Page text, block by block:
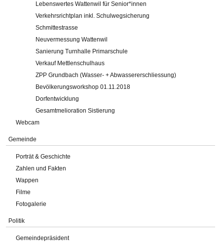
Impressum
Lebenswertes Wattenwil für Senior*innen
Verkehrsrichtplan inkl. Schulwegsicherung
Schmittestrasse
Neuvermessung Wattenwil
Sanierung Turnhalle Primarschule
Verkauf Mettlenschulhaus
ZPP Grundbach (Wasser- + Abwassererschliessung)
Bevölkerungsworkshop 01.11.2018
Dorfentwicklung
Gesamtmelioration Sistierung
Webcam
Gemeinde
Porträt & Geschichte
Zahlen und Fakten
Wappen
Filme
Fotogalerie
Politik
Gemeindepräsident